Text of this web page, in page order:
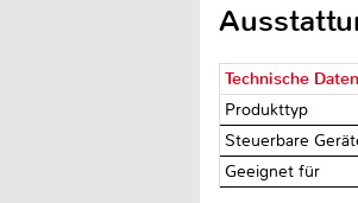
Technische Daten
Produkttyp
Steuerbare
Geeignet für